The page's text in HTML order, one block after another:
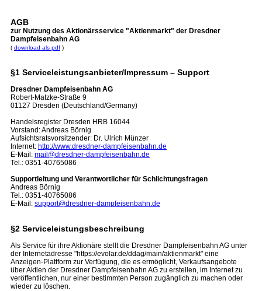
AGB
zur Nutzung des Aktionärsservice "Aktienmarkt" der Dresdner
Dampfeisenbahn AG
( download als pdf )
§1 Serviceleistungsanbieter/Impressum – Support
Dresdner Dampfeisenbahn AG
Robert-Matzke-Straße 9
01127 Dresden (Deutschland/Germany)
Handelsregister Dresden HRB 16044
Vorstand: Andreas Börnig
Aufsichtsratsvorsitzender: Dr. Ulrich Münzer
Internet: http://www.dresdner-dampfeisenbahn.de
E-Mail: mail@dresdner-dampfeisenbahn.de
Tel.: 0351-40765086
Supportleitung und Verantwortlicher für Schlichtungsfragen
Andreas Börnig
Tel.: 0351-40765086
E-Mail: support@dresdner-dampfeisenbahn.de
§2 Serviceleistungsbeschreibung
Als Service für ihre Aktionäre stellt die Dresdner Dampfeisenbahn AG unter
der Internetadresse "https://evolar.de/ddag/main/aktienmarkt" eine
Anzeigen-Plattform zur Verfügung, die es ermöglicht, Verkaufsangebote
über Aktien der Dresdner Dampfeisenbahn AG zu erstellen, im Internet zu
veröffentlichen, nur einer bestimmten Person zugänglich zu machen oder
wieder zu löschen.